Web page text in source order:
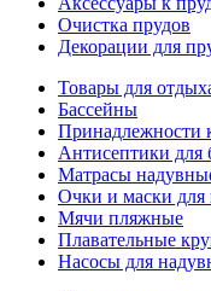
Очистка прудов
Декорации для
Товары для
Бассейны
Принадлежности
Антисептики для
Матраcы
Очки и маски для
Мячи пляжные
Плавательные
Насосы для